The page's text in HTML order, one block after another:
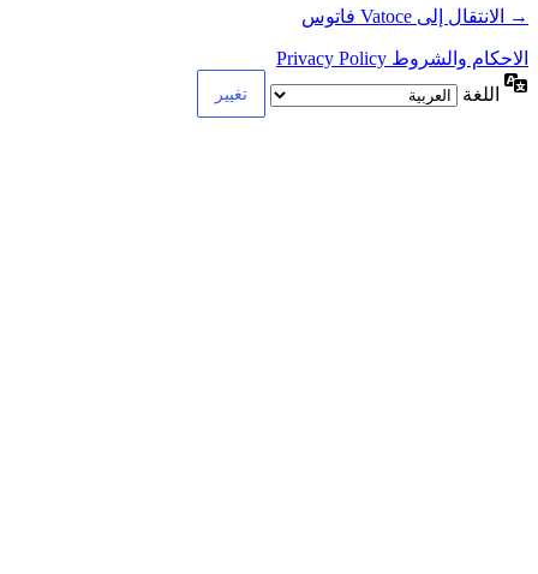
→ الانتقال إلى Vatoce فاتوس
الاحكام والشروط Privacy Policy
اللغة